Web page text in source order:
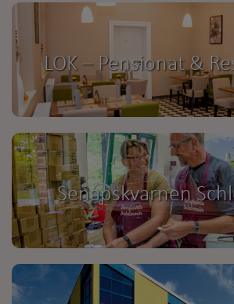
LOK – Pensionat &
Senapskvarnen